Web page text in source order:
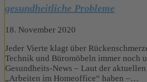
gesundheitliche Probleme
18. November 2020
Jeder Vierte klagt über
Technik und Büromöbeln immer noch
Gesundheits-News – Laut der
„Arbeiten im Homeoffice“ haben –…